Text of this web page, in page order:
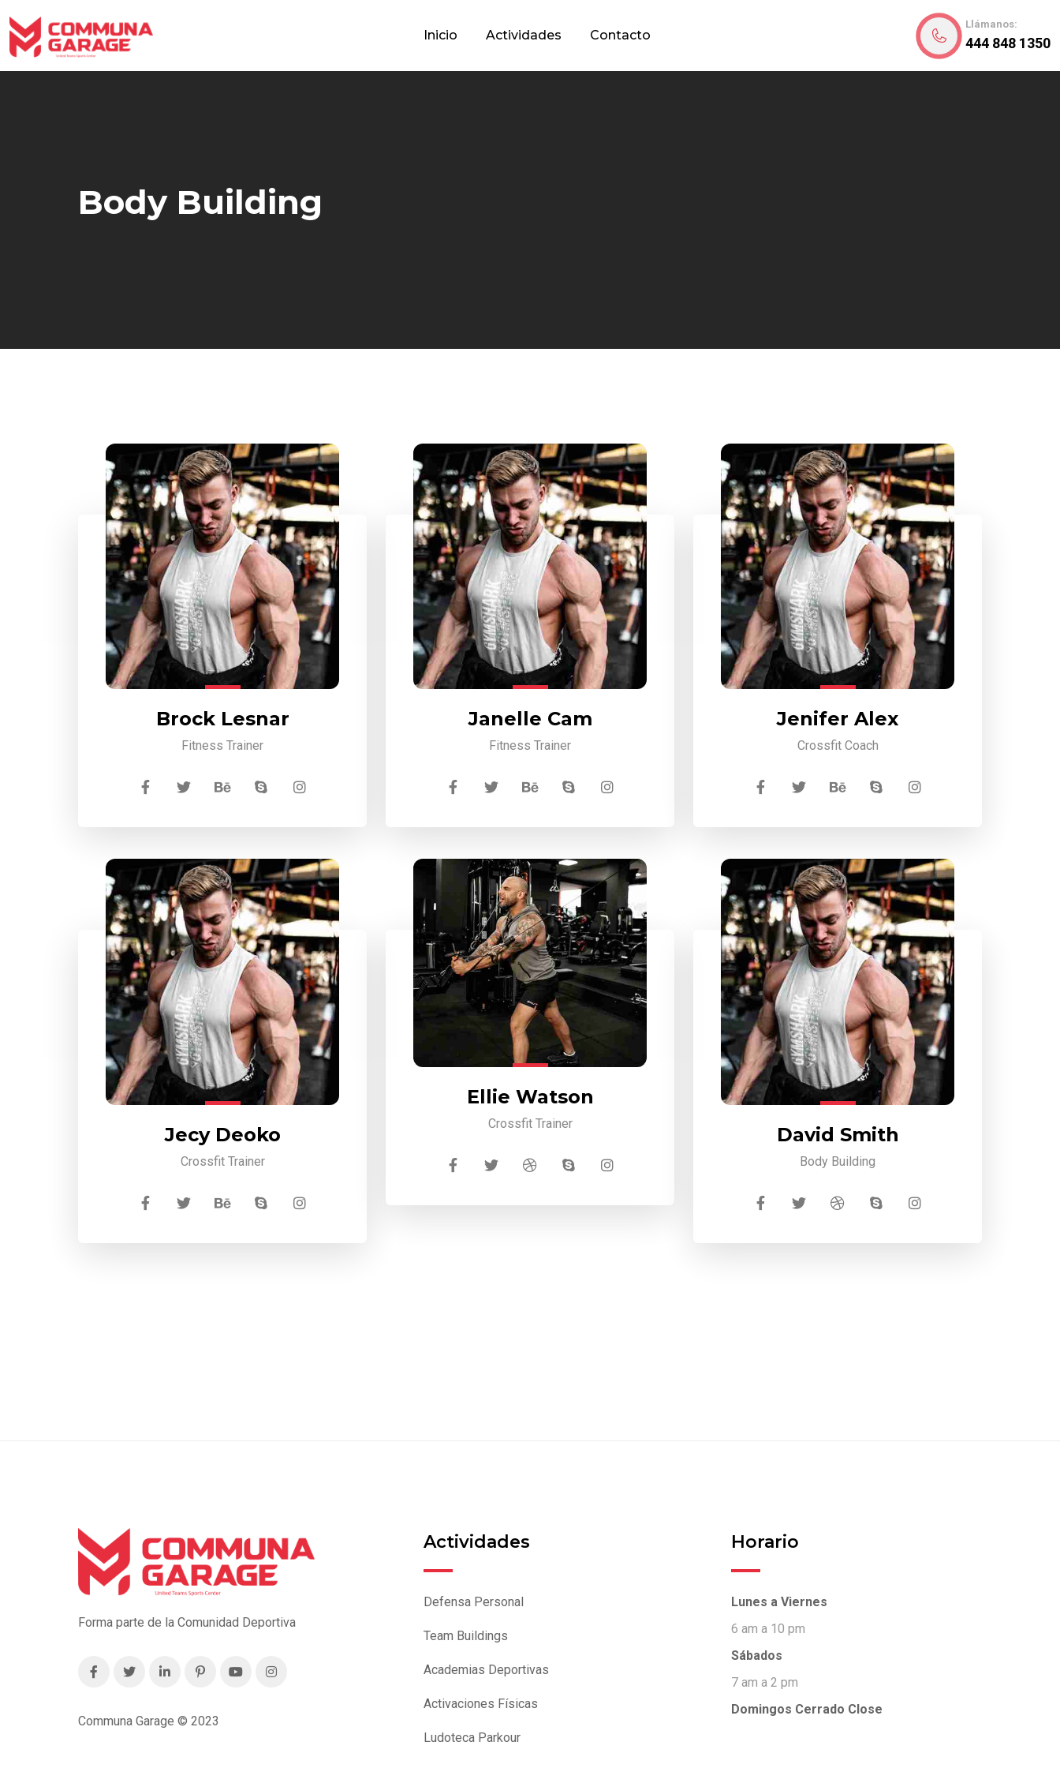
to
content
Inicio Actividades Contacto
Llámanos:
444 848 1350
Body Building
Brock Lesnar
Fitness Trainer
Janelle Cam
Fitness Trainer
Jenifer Alex
Crossfit Coach
Jecy Deoko
Crossfit Trainer
Ellie Watson
Crossfit Trainer David Smith
Body Building
Forma parte de la Comunidad Deportiva
Communa Garage © 2023
Actividades
Defensa Personal
Team Buildings
Academias Deportivas
Activaciones Físicas
Ludoteca Parkour
Horario
Lunes a Viernes
6 am a 10 pm
Sábados
7 am a 2 pm
Domingos Cerrado Close